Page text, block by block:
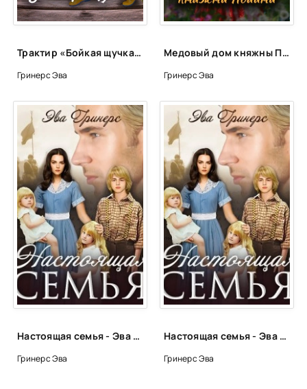
Глава 39
Трактир «Бойкая щучка - Эва Гринерс
Гринерс Эва
Медовый дом княжны Полины - Эва Гринерс
Гринерс Эва
Настоящая семья - Эва Гринерс
Гринерс Эва
Настоящая семья - Эва Гринерс
Гринерс Эва